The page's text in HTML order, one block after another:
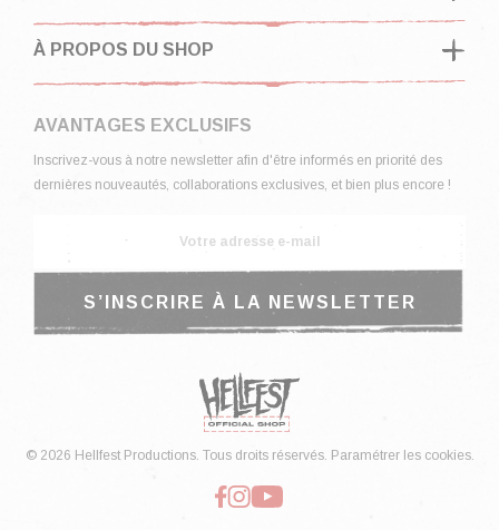
À PROPOS DU SHOP
AVANTAGES EXCLUSIFS
Inscrivez-vous à notre newsletter afin d'être informés en priorité des
dernières nouveautés, collaborations exclusives, et bien plus encore !
© 2026 Hellfest Productions. Tous droits réservés. Paramétrer les cookies.